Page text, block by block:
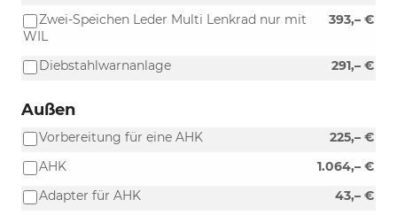
393,– €
Zwei-Speichen Leder Multi Lenkrad nur mit
WIL
291,– €
Diebstahlwarnanlage
Außen
225,– €
Vorbereitung für eine AHK
1.064,– €
AHK
43,– €
Adapter für AHK